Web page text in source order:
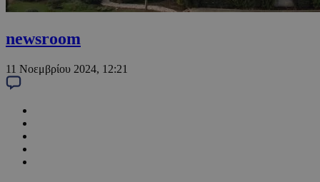
newsroom
11 Νοεμβρίου 2024, 12:21